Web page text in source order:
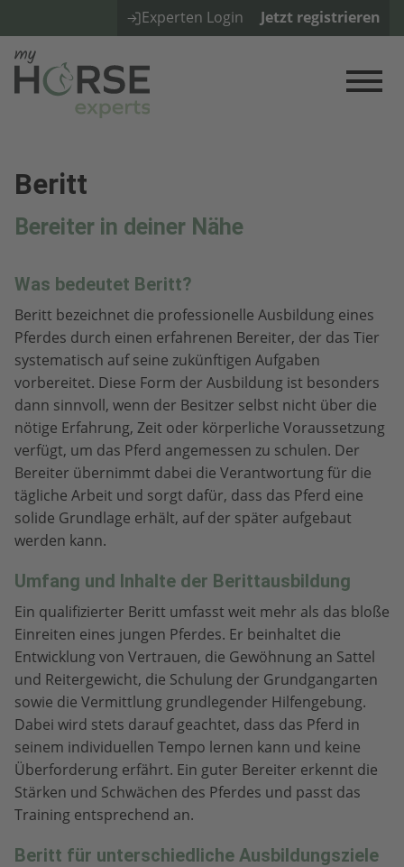
Experten Login Jetzt registrieren
Beritt
Bereiter in deiner Nähe
Was bedeutet Beritt?
Beritt bezeichnet die professionelle Ausbildung eines
Pferdes durch einen erfahrenen Bereiter, der das Tier
systematisch auf seine zukünftigen Aufgaben
vorbereitet. Diese Form der Ausbildung ist besonders
dann sinnvoll, wenn der Besitzer selbst nicht über die
nötige Erfahrung, Zeit oder körperliche Voraussetzung
verfügt, um das Pferd angemessen zu schulen. Der
Bereiter übernimmt dabei die Verantwortung für die
tägliche Arbeit und sorgt dafür, dass das Pferd eine
solide Grundlage erhält, auf der später aufgebaut
werden kann.
Umfang und Inhalte der Berittausbildung
Ein qualifizierter Beritt umfasst weit mehr als das bloße
Einreiten eines jungen Pferdes. Er beinhaltet die
Entwicklung von Vertrauen, die Gewöhnung an Sattel
und Reitergewicht, die Schulung der Grundgangarten
sowie die Vermittlung grundlegender Hilfengebung.
Dabei wird stets darauf geachtet, dass das Pferd in
seinem individuellen Tempo lernen kann und keine
Überforderung erfährt. Ein guter Bereiter erkennt die
Stärken und Schwächen des Pferdes und passt das
Training entsprechend an.
Beritt für unterschiedliche Ausbildungsziele